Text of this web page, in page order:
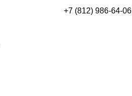
+7 (812) 986-64-06